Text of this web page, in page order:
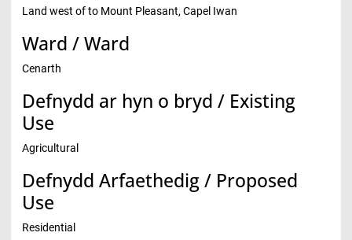
Land west of to Mount Pleasant, Capel Iwan
Ward / Ward
Cenarth
Defnydd ar hyn o bryd / Existing
Use
Agricultural
Defnydd Arfaethedig / Proposed
Use
Residential